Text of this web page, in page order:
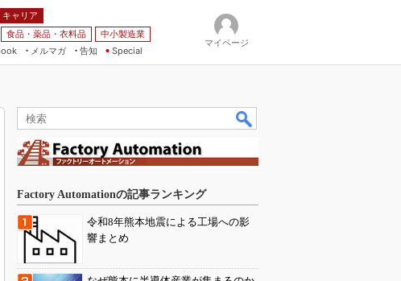
キャリア
食品・薬品・衣料品
中小製造業
メルマガ
告知 Special
マイページ
Factory Automationの記事ランキング
令和8年熊本地震による工場への影
響まとめ